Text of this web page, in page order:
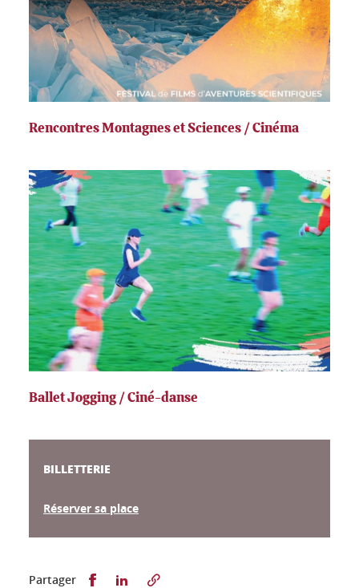
Rencontres Montagnes et Sciences / Cinéma
Ballet Jogging / Ciné-danse
BILLETTERIE
Réserver sa place
Partager Partager sur Facebook
Partager sur LinkedIn